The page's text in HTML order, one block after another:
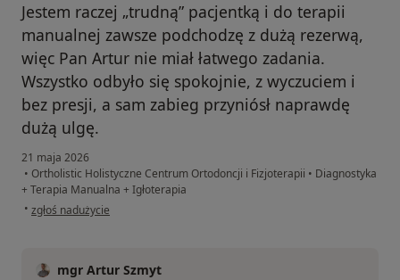
Jestem raczej „trudną” pacjentką i do terapii
manualnej zawsze podchodzę z dużą rezerwą,
więc Pan Artur nie miał łatwego zadania.
Wszystko odbyło się spokojnie, z wyczuciem i
bez presji, a sam zabieg przyniósł naprawdę
dużą ulgę.
21 maja 2026
• Ortholistic Holistyczne Centrum Ortodoncji i Fizjoterapii • Diagnostyka
+ Terapia Manualna + Igłoterapia
• w opinii użytkownika L
zgłoś nadużycie
mgr Artur Szmyt